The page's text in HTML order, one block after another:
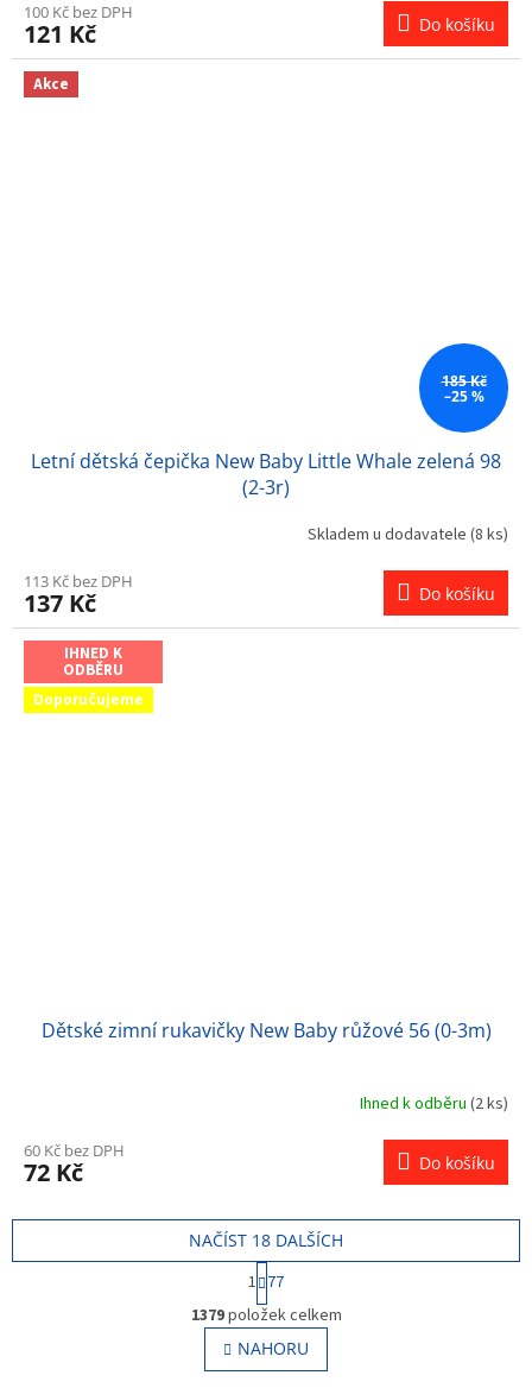
100 Kč bez DPH
121 Kč Do košíku
Akce
185 Kč
–25 %
Letní dětská čepička New Baby Little Whale zelená 98
(2-3r)
Skladem u dodavatele (8 ks)
113 Kč bez DPH
137 Kč Do košíku
IHNED K
ODBĚRU
Doporučujeme
Dětské zimní rukavičky New Baby růžové 56 (0-3m)
Ihned k odběru (2 ks)
60 Kč bez DPH
72 Kč Do košíku
O
v
l
á
NAČÍST 18 DALŠÍCH
S
t
r
á
n
k
1 77
1379položek celkem
NAHORU